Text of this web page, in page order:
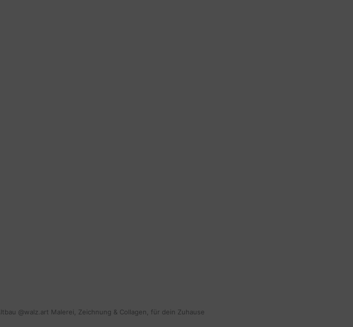
@walz.art Malerei, Zeichnung & Collagen, für dein Zuhause